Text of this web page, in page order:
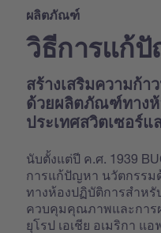
ผลิตภัณฑ์
วิธีการแก้ปั
สร้างเสริมความก้า
ด้วยผลิตภัณฑ์ทางห้
ประเทศสวิตเซอร์แ
นับตั้งแต่ปี ค.ศ. 1939
การแก้ปัญหา นวัตกรร
ทางห้องปฏิบัติการสำห
ควบคุมคุณภาพและการ
ยุโรป เอเชีย อเมริกา แ